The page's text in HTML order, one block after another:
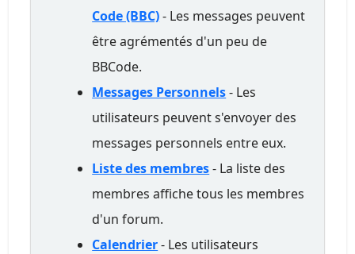
Code (BBC)- Les messages peuvent
être agrémentés d'un peu de
BBCode.
Messages Personnels- Les
utilisateurs peuvent s'envoyer des
messages personnels entre eux.
Liste des membres- La liste des
membres affiche tous les membres
d'un forum.
Calendrier- Les utilisateurs